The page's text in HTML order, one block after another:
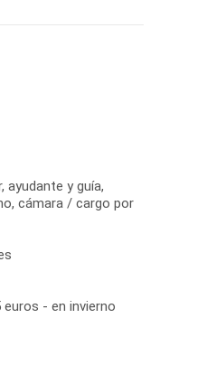
y guía,
cámara / cargo por
- en invierno